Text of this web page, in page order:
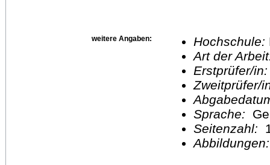
weitere Angaben: Hochschule:
Art der
Erstprüfer/
Sprache:
Seitenzahl: